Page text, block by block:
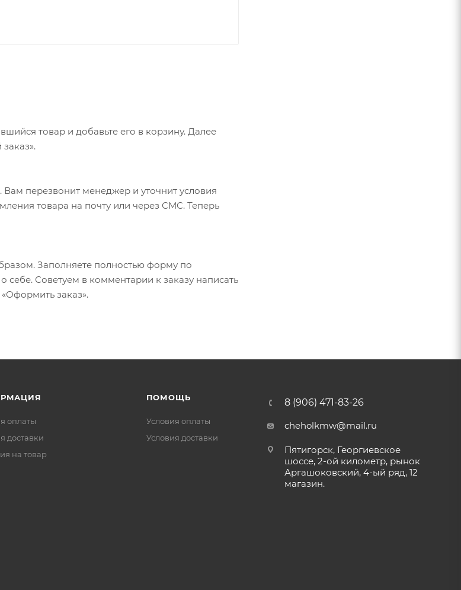
товар и добавьте его в корзину. Далее
перезвонит менеджер и уточнит условия
товара на почту или через СМС. Теперь
Заполняете полностью форму по
себе. Советуем в комментарии к заказу написать
заказ».
оплаты
доставки
на товар
ПОМОЩЬ
Условия оплаты
Условия доставки
8 (906) 471-83-26
cheholkmw@mail.ru
Пятигорск, Георгиевское
шоссе, 2-ой километр, рынок
Аргашоковский, 4-ый ряд, 12
магазин.